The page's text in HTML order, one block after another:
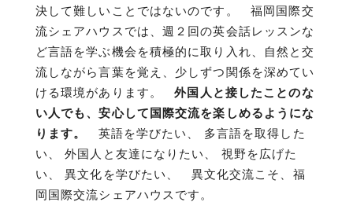
決して難しいことではないのです。 福岡国際交
流シェアハウスでは、週２回の英会話レッスンな
ど言語を学ぶ機会を積極的に取り入れ、自然と交
流しながら言葉を覚え、少しずつ関係を深めてい
ける環境があります。外国人と接したことのな
い人でも、安心して国際交流を楽しめるようにな
ります。
英語を学びたい、 多言語を取得した
い、 外国人と友達になりたい、 視野を広げた
い、 異文化を学びたい、 異文化交流こそ、福
岡国際交流シェアハウスです。